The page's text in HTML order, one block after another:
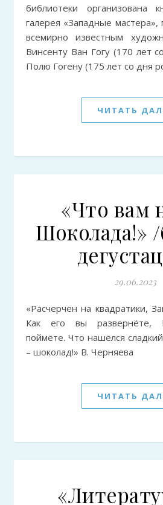
библиотеки организована
галерея «Западные
всемирно известным
Винсенту Ван Гогу (170 лет
Полю Гогену (175 лет со дня
ЧИТАТЬ
«Что вам
Шоколада!»
29.06.2023
«Расчерчен на квадратики, Завёрнут в серебро,
Как его вы развернёте,
поймёте. Что нашёлся
– шоколад!» В. Черняева
ЧИТАТЬ